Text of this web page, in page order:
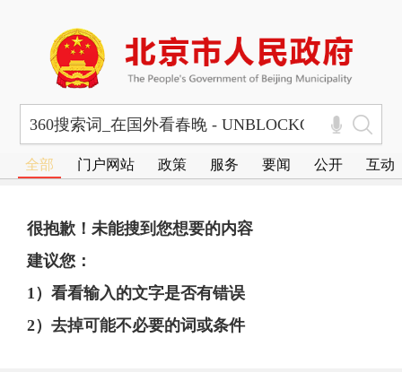
全部 门户网站 政策 服务 要闻 公开 互动
很抱歉！未能搜到您想要的内容
建议您：
1）看看输入的文字是否有错误
2）去掉可能不必要的词或条件